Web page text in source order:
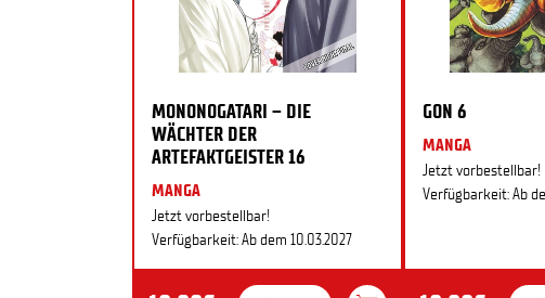
MONONOGATARI – DIE
WÄCHTER DER
ARTEFAKTGEISTER 16
MANGA
Jetzt vorbestellbar!
Verfügbarkeit: Ab dem 10.03.2027
GON 6
MANGA
Jetzt vorbestellbar!
Verfügbarkeit: Ab